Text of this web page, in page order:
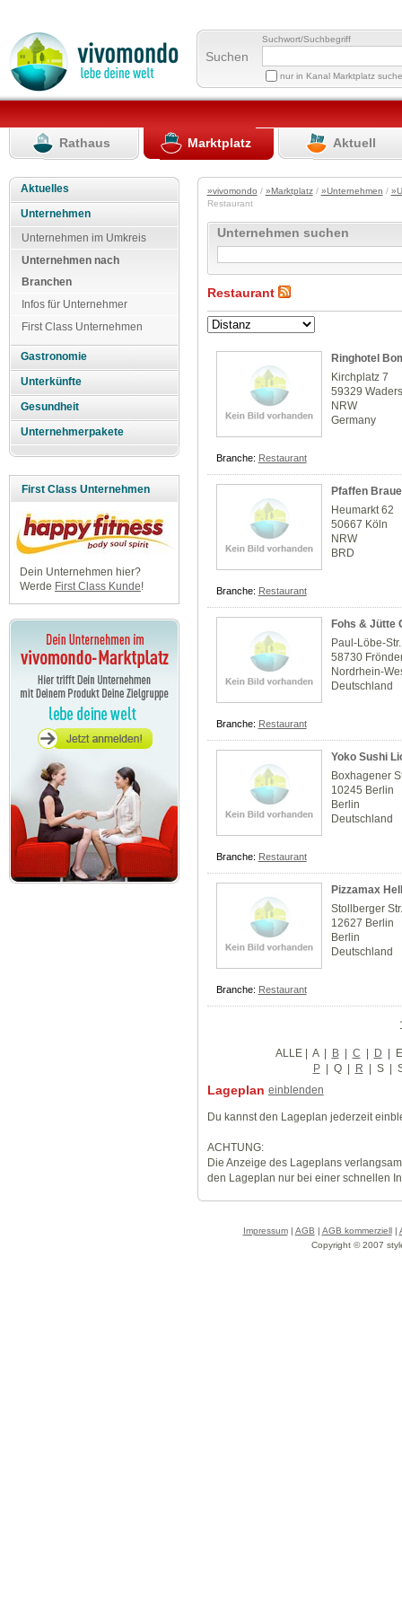
Suchen
Suchwort/Suchbegriff
nur in Kanal Marktplatz
Rathaus Marktplatz Aktuell
Aktuelles
Unternehmen
Unternehmen im Umkreis
Unternehmen nach
Branchen
Infos für Unternehmer
First Class Unternehmen
Gastronomie
Unterkünfte
Gesundheit
Unternehmerpakete
First Class Unternehmen
Dein Unternehmen hier?
Werde First Class Kunde!
»vivomondo / »Marktplatz/ »Unternehmen /
Restaurant
Unternehmen suchen
Restaurant
Ringhotel
Kirchplatz 7
59329
NRW
Germany
Branche: Restaurant
Pfaffen
Heumarkt 62
50667 Köln
NRW
BRD
Branche: Restaurant
Fohs & Jütte
Paul-Löbe-
58730
Nordrhein-
Deutschland
Branche: Restaurant
Yoko Sushi
Boxhagener
10245 Berlin
Berlin
Deutschland
Branche: Restaurant
Pizzamax
Stollberger
12627 Berlin
Berlin
Deutschland
Branche: Restaurant
ALLE| A | B | C | D |
P | Q | R | S |
Lageplan einblenden
Du kannst den Lageplan jederzeit
ACHTUNG:
Die Anzeige des Lageplans
den Lageplan nur bei einer schnellen
Impressum| AGB | AGB kommerziell|
Copyright © 2007